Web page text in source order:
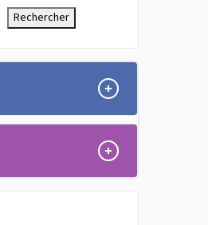
Rechercher